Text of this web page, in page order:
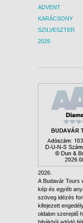
ADVENT
KARÁCSONY
SZILVESZTER
2026
2026.
A Budavár Tours
kép és egyéb
szöveg idézés
kifejezett
oldalon szereplő